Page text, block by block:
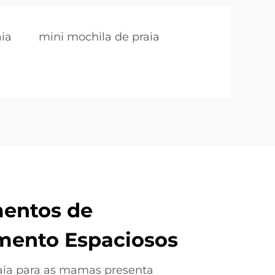
mini mochila de praia
de
Espaciosos
para as mamas presenta